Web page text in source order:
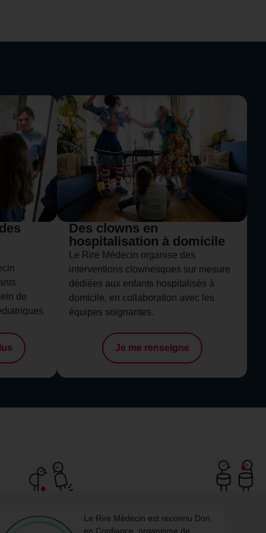
de
Des clowns en
hospitalisation à domicile
Le Rire Médecin organise des
interventions clownesques sur mesure
dédiées aux enfants hospitalisés à
domicile, en collaboration avec les
équipes soignantes.
Je me renseigne
Le Rire Médecin est reconnu Don
en Confiance, organisme de